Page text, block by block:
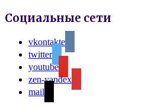
Социальные сети
vkontakte
twitter
youtube
zen-yandex
mail